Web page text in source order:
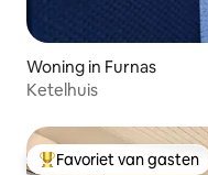
Woning in Furnas
Ketelhuis
Topfavoriet van gasten
Favoriet van gasten